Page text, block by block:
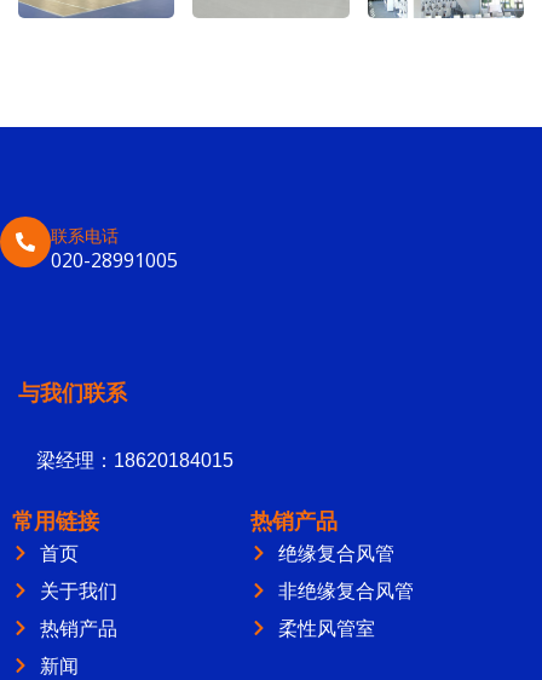
联系电话
020-28991005
与我们联系
梁经理：18620184015
常用链接
首页
关于我们
热销产品
新闻
热销产品
绝缘复合风管
非绝缘复合风管
柔性风管室